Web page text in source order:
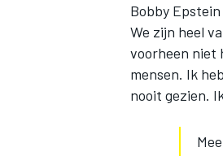
Bobby
We zijn heel
voorheen niet
mensen. Ik
nooit gezien.